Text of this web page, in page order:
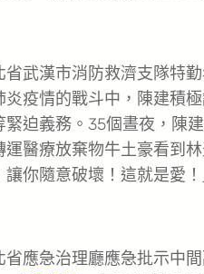
漢市消防救濟支隊特
疫情的戰斗中，陳建積
迫義務。35個晝夜，陳
醫療放棄物牛土豪看到
你隨意破壞！這就是愛
急治理廳應急批示中間